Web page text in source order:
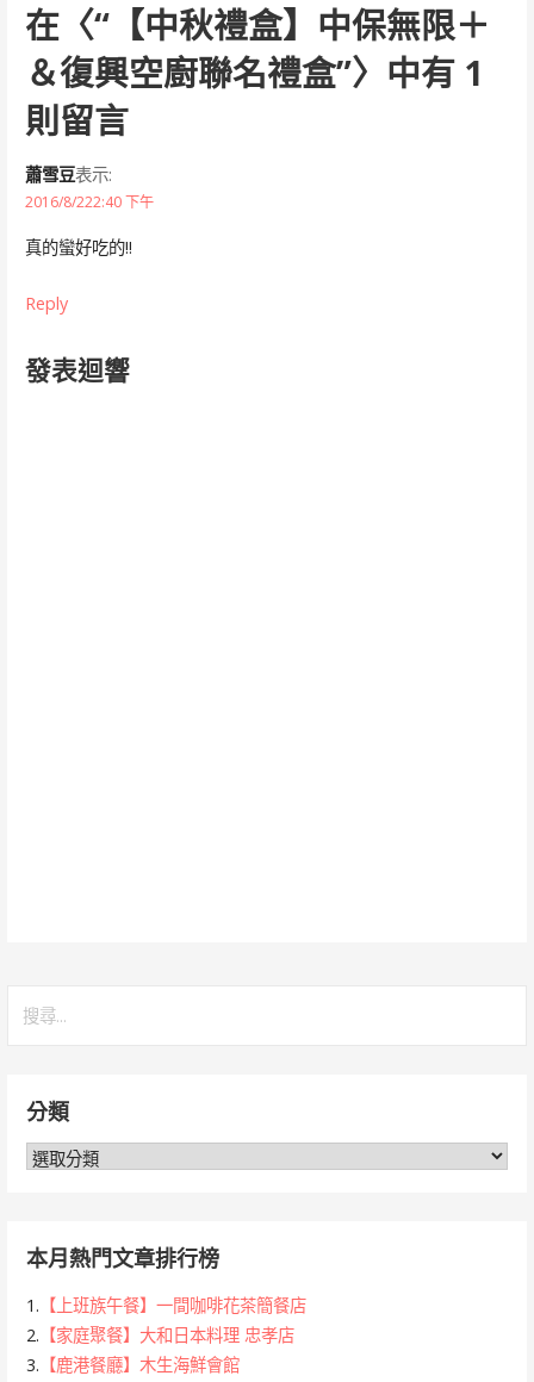
在〈“【中秋禮盒】中保無限＋
＆復興空廚聯名禮盒”〉中有 1
則留言
蕭雪豆表示:
2016/8/222:40 下午
真的蠻好吃的!!
Reply
發表迴響
字:分類
分
本月熱門文章排行榜
1. 【上班族午餐】一間咖啡花茶簡餐店
2. 【家庭聚餐】大和日本料理 忠孝店
3. 【鹿港餐廳】木生海鮮會館